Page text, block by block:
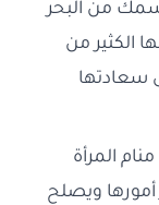
من البحر
الكثير من
سعادتها
المرأة
أمورها ويصلح